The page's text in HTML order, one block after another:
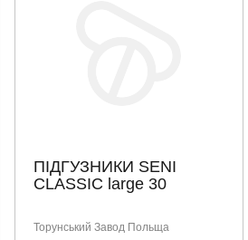
ПІДГУЗНИКИ SENI
CLASSIC large 30
Торунський Завод Польща